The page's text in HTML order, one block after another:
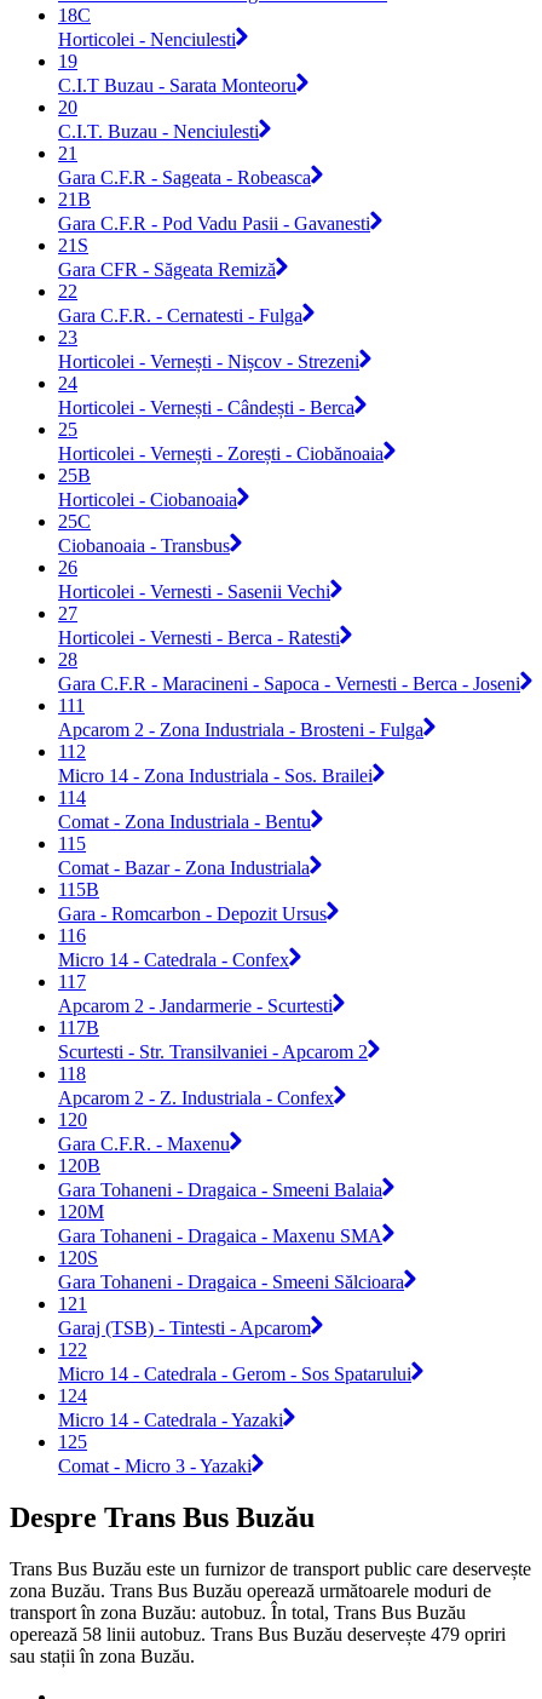
18C
Horticolei - Nenciulesti
19
C.I.T Buzau - Sarata Monteoru
20
C.I.T. Buzau - Nenciulesti
21
Gara C.F.R - Sageata - Robeasca
21B
Gara C.F.R - Pod Vadu Pasii - Gavanesti
21S
Gara CFR - Săgeata Remiză
22
Gara C.F.R. - Cernatesti - Fulga
23
Horticolei - Vernești - Nișcov - Strezeni
24
Horticolei - Vernești - Cândești - Berca
25
Horticolei - Vernești - Zorești - Ciobănoaia
25B
Horticolei - Ciobanoaia
25C
Ciobanoaia - Transbus
26
Horticolei - Vernesti - Sasenii Vechi
27
Horticolei - Vernesti - Berca - Ratesti
28
Gara C.F.R - Maracineni - Sapoca - Vernesti - Berca - Joseni
111
Apcarom 2 - Zona Industriala - Brosteni - Fulga
112
Micro 14 - Zona Industriala - Sos. Brailei
114
Comat - Zona Industriala - Bentu
115
Comat - Bazar - Zona Industriala
115B
Gara - Romcarbon - Depozit Ursus
116
Micro 14 - Catedrala - Confex
117
Apcarom 2 - Jandarmerie - Scurtesti
117B
Scurtesti - Str. Transilvaniei - Apcarom 2
118
Apcarom 2 - Z. Industriala - Confex
120
Gara C.F.R. - Maxenu
120B
Gara Tohaneni - Dragaica - Smeeni Balaia
120M
Gara Tohaneni - Dragaica - Maxenu SMA
120S
Gara Tohaneni - Dragaica - Smeeni Sălcioara
121
Garaj (TSB) - Tintesti - Apcarom
122
Micro 14 - Catedrala - Gerom - Sos Spatarului
124
Micro 14 - Catedrala - Yazaki
125
Comat - Micro 3 - Yazaki
Despre Trans Bus Buzău
Trans Bus Buzău este un furnizor de transport public care deservește
zona Buzău. Trans Bus Buzău operează următoarele moduri de
transport în zona Buzău: autobuz. În total, Trans Bus Buzău
operează 58 linii autobuz. Trans Bus Buzău deservește 479 opriri
sau stații în zona Buzău.